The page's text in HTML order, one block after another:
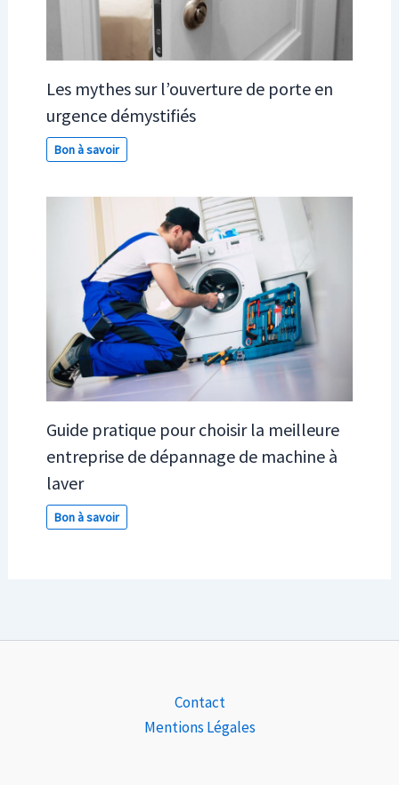
Les mythes sur l’ouverture de porte en
urgence démystifiés
Bon à savoir
Guide pratique pour choisir la meilleure
entreprise de dépannage de machine à
laver
Bon à savoir
Contact
Mentions Légales